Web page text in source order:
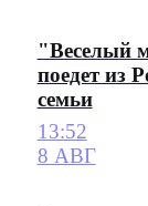
"Веселый
поедет из
семьи
13:52
8 АВГ